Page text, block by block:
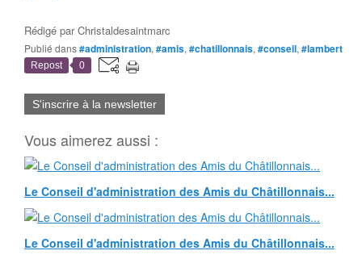
Rédigé parChristaldesaintmarc
Publié dans#administration, #amis, #chatillonnais, #conseil, #lambert
Repost 0
S'inscrire à la newsletter
Vous aimerez aussi :
Le Conseil d'administration des Amis du Châtillonnais...
Le Conseil d'administration des Amis du Châtillonnais...